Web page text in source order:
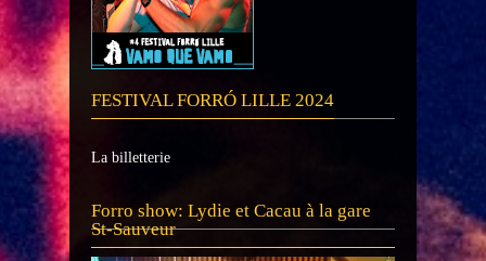
FESTIVAL FORRÓ LILLE 2024
La billetterie
Forro show: Lydie et Cacau à la gare
St-Sauveur
Lecteur
vidéo